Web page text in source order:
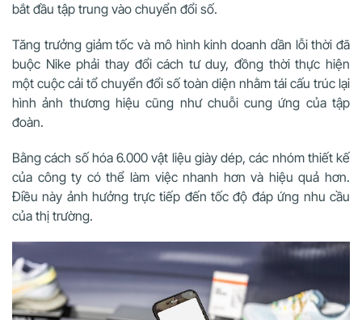
bắt đầu tập trung vào chuyển đổi số.
Tăng trưởng giảm tốc và mô hình kinh doanh dần lỗi thời đã
buộc Nike phải thay đổi cách tư duy, đồng thời thực hiện
một cuộc cải tổ chuyển đổi số toàn diện nhằm tái cấu trúc lại
hình ảnh thương hiệu cũng như chuỗi cung ứng của tập
đoàn.
Bằng cách số hóa 6.000 vật liệu giày dép, các nhóm thiết kế
của công ty có thể làm việc nhanh hơn và hiệu quả hơn.
Điều này ảnh hưởng trực tiếp đến tốc độ đáp ứng nhu cầu
của thị trường.